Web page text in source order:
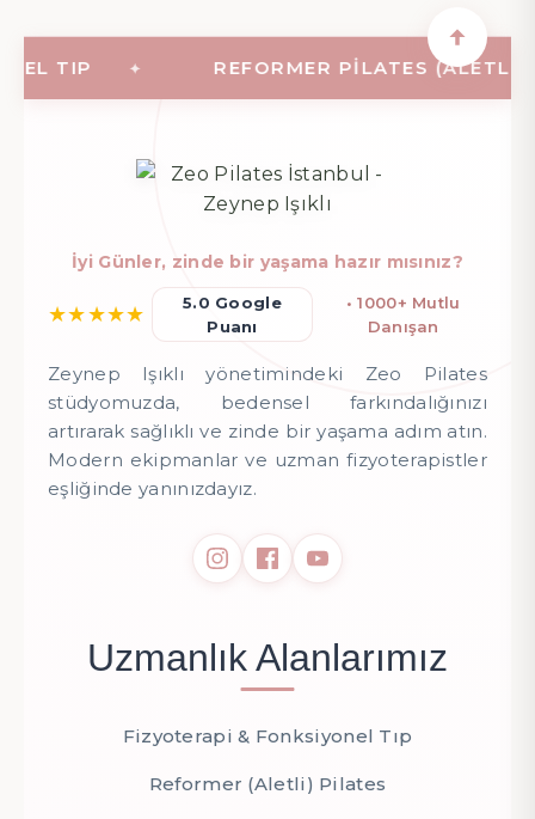
TIP REFORMER PILATES (ALETLI
İyi Günler, zinde bir yaşama hazır mısınız?
★★★★★
5.0 Google
Puanı
• 1000+ Mutlu
Danışan
Zeynep Işıklı yönetimindeki Zeo Pilates
stüdyomuzda, bedensel farkındalığınızı
artırarak sağlıklı ve zinde bir yaşama adım atın.
Modern ekipmanlar ve uzman fizyoterapistler
eşliğinde yanınızdayız.
Uzmanlık Alanlarımız
Fizyoterapi & Fonksiyonel Tıp
Reformer (Aletli) Pilates